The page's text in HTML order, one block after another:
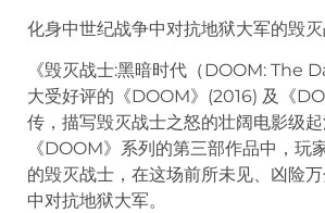
化身中世纪战争中对抗地狱大军的毁
《毁灭战士:黑暗时代（DOOM: The
大受好评的《DOOM》(2016) 及《
传，描写毁灭战士之怒的壮阔电影级
《DOOM》系列的第三部作品中，玩
的毁灭战士，在这场前所未见、凶险
中对抗地狱大军。